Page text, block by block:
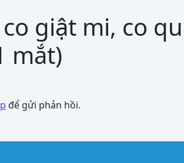
giật mi, co
mắt)
để gửi phản hồi.